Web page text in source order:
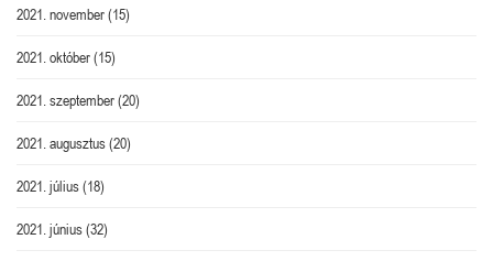
2021. november(15)
2021. október(15)
2021. szeptember(20)
2021. augusztus(20)
2021. július(18)
2021. június(32)